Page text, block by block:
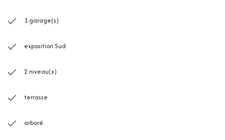
1 garage(s)
exposition Sud
2 niveau(x)
terrasse
arboré